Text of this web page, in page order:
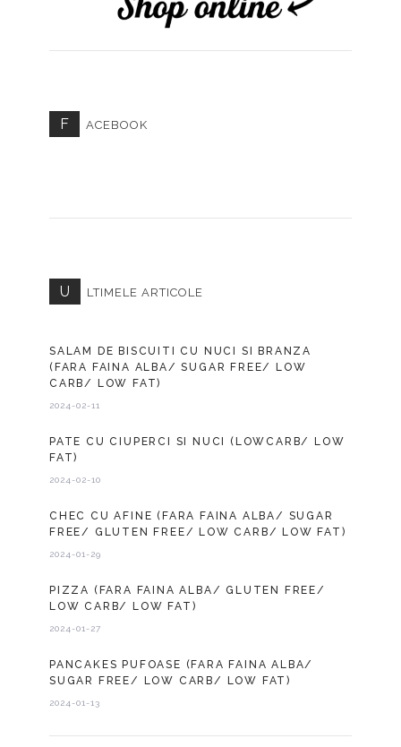
F ACEBOOK
U LTIMELE ARTICOLE
SALAM DE BISCUITI CU NUCI SI BRANZA
(FARA FAINA ALBA/ SUGAR FREE/ LOW
CARB/ LOW FAT)
2024-02-11
PATE CU CIUPERCI SI NUCI (LOWCARB/ LOW
FAT)
2024-02-10
CHEC CU AFINE (FARA FAINA ALBA/ SUGAR
FREE/ GLUTEN FREE/ LOW CARB/ LOW FAT)
2024-01-29
PIZZA (FARA FAINA ALBA/ GLUTEN FREE/
LOW CARB/ LOW FAT)
2024-01-27
PANCAKES PUFOASE (FARA FAINA ALBA/
SUGAR FREE/ LOW CARB/ LOW FAT)
2024-01-13